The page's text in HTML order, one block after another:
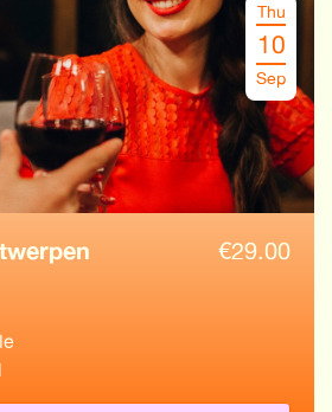
Thu
10
Sep
€29.00